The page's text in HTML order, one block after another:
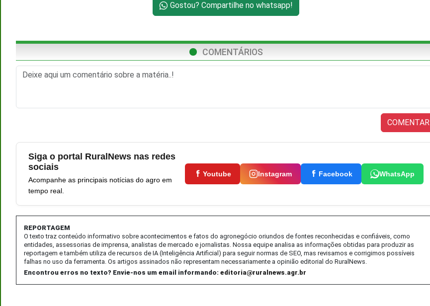
Gostou? Compartilhe no whatsapp!
COMENTÁRIOS
COMENTAR
Siga o portal RuralNews nas redes
sociais
Acompanhe as principais notícias do agro em
tempo real.
Youtube Instagram Facebook WhatsApp
REPORTAGEM
O texto traz conteúdo informativo sobre acontecimentos e fatos do agronegócio oriundos de fontes reconhecidas e confiáveis, como
entidades, assessorias de imprensa, analistas de mercado e jornalistas. Nossa equipe analisa as informações obtidas para produzir as
reportagem e também utiliza de recursos de IA (Inteligência Artificial) para seguir normas de SEO, mas revisamos e corrigimos possíveis
falhas no uso da ferramenta. Os artigos assinados não representam necessariamente a opinião editorial do RuralNews.
Encontrou erros no texto? Envie-nos um email informando: editoria@ruralnews.agr.br